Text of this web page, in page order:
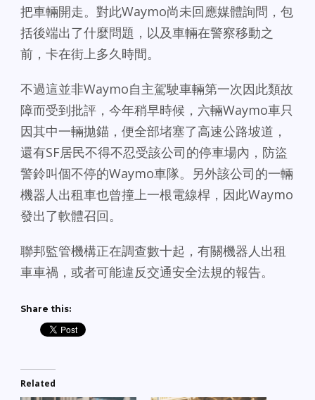
把車輛開走。對此Waymo尚未回應媒體詢問，包
括後端出了什麼問題，以及車輛在警察移動之
前，卡在街上多久時間。
不過這並非Waymo自主駕駛車輛第一次因此類故
障而受到批評，今年稍早時候，六輛Waymo車只
因其中一輛拋錨，便全部堵塞了高速公路坡道，
還有SF居民不得不忍受該公司的停車場內，防盜
警鈴叫個不停的Waymo車隊。另外該公司的一輛
機器人出租車也曾撞上一根電線桿，因此Waymo
發出了軟體召回。
聯邦監管機構正在調查數十起，有關機器人出租
車車禍，或者可能違反交通安全法規的報告。
Share this:
Related